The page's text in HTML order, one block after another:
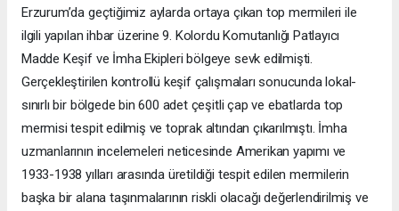
Erzurum’da geçtiğimiz aylarda ortaya çıkan top mermileri ile
ilgili yapılan ihbar üzerine 9. Kolordu Komutanlığı Patlayıcı
Madde Keşif ve İmha Ekipleri bölgeye sevk edilmişti.
Gerçekleştirilen kontrollü keşif çalışmaları sonucunda lokal-
sınırlı bir bölgede bin 600 adet çeşitli çap ve ebatlarda top
mermisi tespit edilmiş ve toprak altından çıkarılmıştı. İmha
uzmanlarının incelemeleri neticesinde Amerikan yapımı ve
1933-1938 yılları arasında üretildiği tespit edilen mermilerin
başka bir alana taşınmalarının riskli olacağı değerlendirilmiş ve